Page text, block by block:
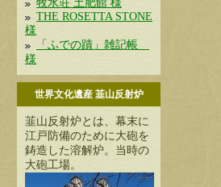
牧水荘 土肥館 様
THE ROSETTA STONE
様
「ふでの蹟」雑記帳
様
世界文化遺産 韮山反射炉
韮山反射炉とは、幕末に
江戸防備のために大砲を
鋳造した溶解炉。当時の
大砲工場。